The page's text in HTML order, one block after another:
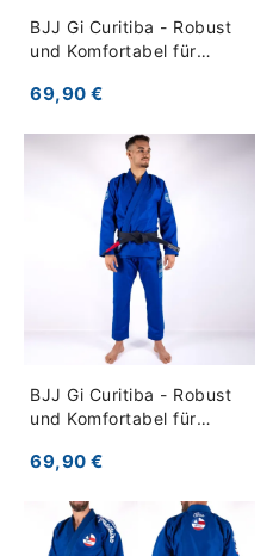
BJJ Gi Curitiba - Robust
und Komfortabel für
69,90 €
BJJ Gi Curitiba - Robust
und Komfortabel für
69,90 €